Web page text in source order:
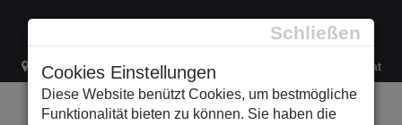
Schließen
Cookies Einstellungen
Diese Website benützt Cookies, um bestmögliche
Funktionalität bieten zu können. Sie haben die
Lacknergasse 78 +43/1/470 37 00 office@leso.at